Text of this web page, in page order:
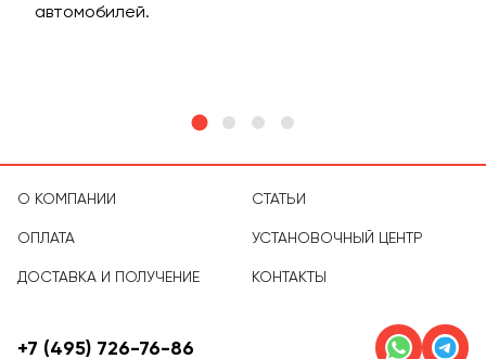
автомобилей.
О КОМПАНИИ
ОПЛАТА
ДОСТАВКА И ПОЛУЧЕНИЕ
СТАТЬИ
УСТАНОВОЧНЫЙ ЦЕНТР
КОНТАКТЫ
+7 (495) 726-76-86